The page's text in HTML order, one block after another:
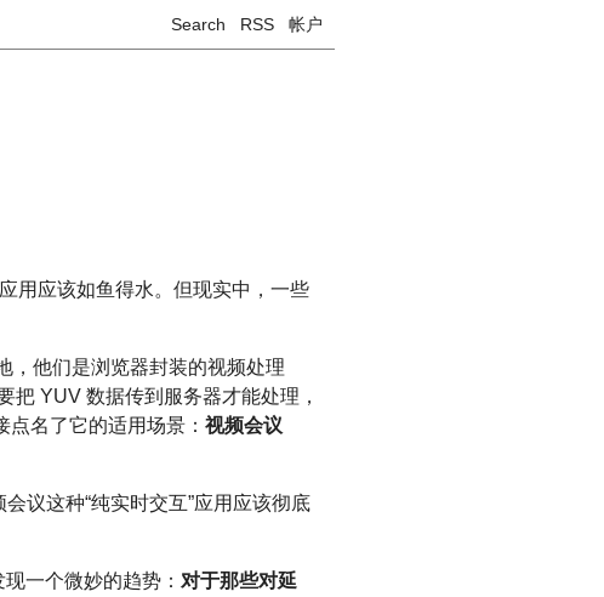
Search RSS 帐户
用应该如鱼得水。但现实中，一些
，他们是浏览器封装的视频处理
YUV 数据传到服务器才能处理，
点名了它的适用场景： 视频会议
议这种“纯实时交互”应用应该彻底
一个微妙的趋势： 对于那些对延